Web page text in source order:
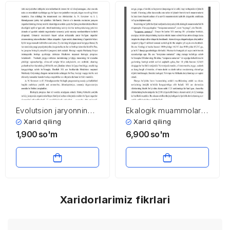
Evolutsion jaryonning
turli yo’nalishlari
Xarid qiling
1,900 so'm
Ekalogik muammolar
va ularning yechimi
Xarid qiling
6,900 so'm
Xaridorlarimiz fikrlari